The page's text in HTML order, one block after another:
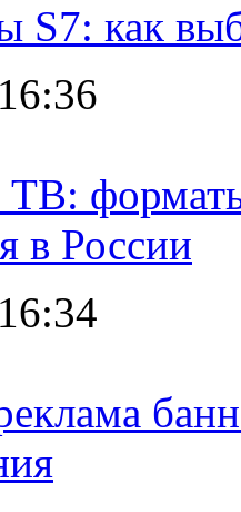
S7: как
ТВ:
в России